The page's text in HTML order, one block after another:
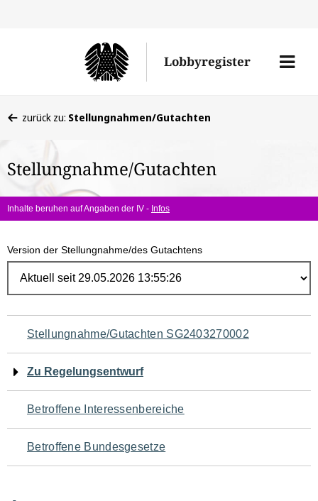
Lobbyregister
Menü
befinden
hier:
zurück zu: Stellungnahmen/Gutachten
Stellungnahme/Gutachten
Inhalte beruhen auf Angaben der IV - Infos
Version der Stellungnahme/des Gutachtens
Navigation
für
den
Seiteninhalt
Stellungnahme/Gutachten SG2403270002
Zu Regelungsentwurf
Betroffene Interessenbereiche
Betroffene Bundesgesetze